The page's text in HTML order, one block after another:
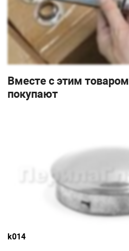
Вместе с этим товаром
покупают
k014